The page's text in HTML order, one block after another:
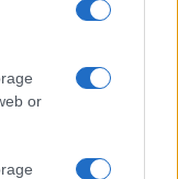
or